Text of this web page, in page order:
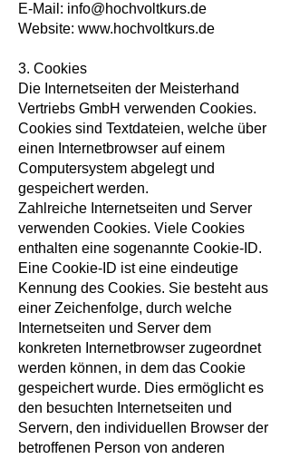
E-Mail: info@hochvoltkurs.de
Website: www.hochvoltkurs.de
3. Cookies
Die Internetseiten der Meisterhand
Vertriebs GmbH verwenden Cookies.
Cookies sind Textdateien, welche über
einen Internetbrowser auf einem
Computersystem abgelegt und
gespeichert werden.
Zahlreiche Internetseiten und Server
verwenden Cookies. Viele Cookies
enthalten eine sogenannte Cookie-ID.
Eine Cookie-ID ist eine eindeutige
Kennung des Cookies. Sie besteht aus
einer Zeichenfolge, durch welche
Internetseiten und Server dem
konkreten Internetbrowser zugeordnet
werden können, in dem das Cookie
gespeichert wurde. Dies ermöglicht es
den besuchten Internetseiten und
Servern, den individuellen Browser der
betroffenen Person von anderen